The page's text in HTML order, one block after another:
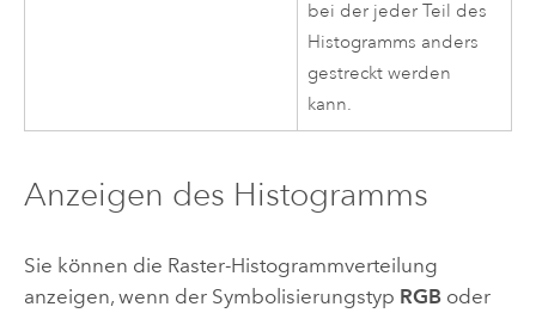
bei der jeder Teil des
Histogramms anders
gestreckt werden
kann.
Anzeigen des Histogramms
Sie können die Raster-Histogrammverteilung
anzeigen, wenn der Symbolisierungstyp RGBoder